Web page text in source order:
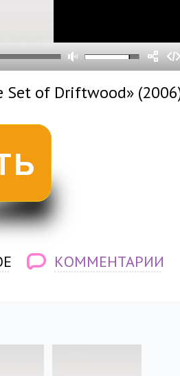
Set of Driftwood»
КОММЕНТАРИИ